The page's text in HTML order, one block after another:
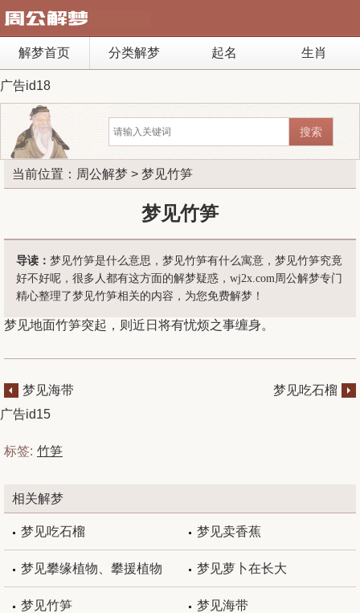
解梦首页 分类解梦 起名 生肖
广告id18
当前位置： 周公解梦 > 梦见竹笋
梦见竹笋
导读： 梦见竹笋是什么意思，梦见竹笋有什么寓意，梦见竹笋究竟
好不好呢，很多人都有这方面的解梦疑惑，wj2x.com周公解梦专门
精心整理了梦见竹笋相关的内容，为您免费解梦！
梦见地面竹笋突起，则近日将有忧烦之事缠身。
梦见海带
梦见吃石榴
广告id15
标签: 竹笋
相关解梦
梦见吃石榴 梦见卖香蕉
梦见攀缘植物、攀援植物 梦见萝卜在长大
梦见竹笋 梦见海带